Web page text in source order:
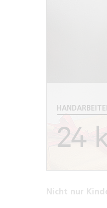
24
Nicht nur